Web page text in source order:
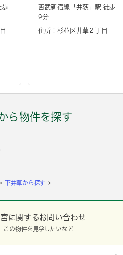
歩
西武新宿線「 井荻」駅 徒歩
9分
住所：杉並区井草２丁目
ら物件を探す
下井草から探す
に関するお問い合わせ
この物件を見学したいなど